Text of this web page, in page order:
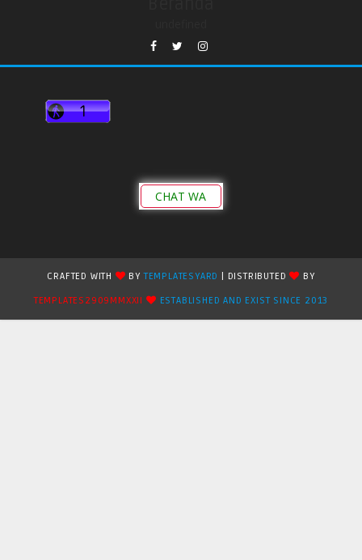
CHAT WA
CRAFTED WITH BYTEMPLATESYARD | DISTRIBUTED
BY
TEMPLATES2909MMXXII
ESTABLISHED AND EXIST SINCE 2013